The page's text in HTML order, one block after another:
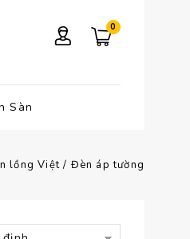
0
Sàn
lồng Việt/ Đèn áp tường